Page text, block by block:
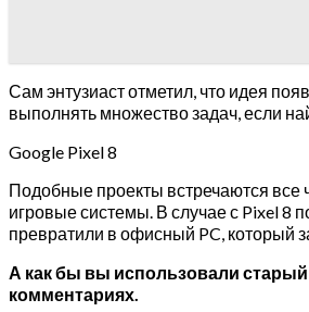
Сам энтузиаст отметил, что идея
выполнять множество задач, если
Google Pixel 8
Подобные проекты встречаются
игровые системы. В случае с Pixel 8
превратили в офисный PC, который
А как бы вы использовали
комментариях.